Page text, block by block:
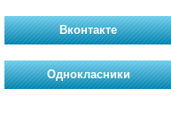
Вконтакте
Однокласники